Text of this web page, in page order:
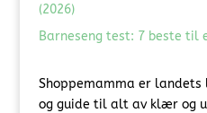
(2026)
Barneseng test: 7 beste til
Shoppemamma er landets
og guide til alt av klær og